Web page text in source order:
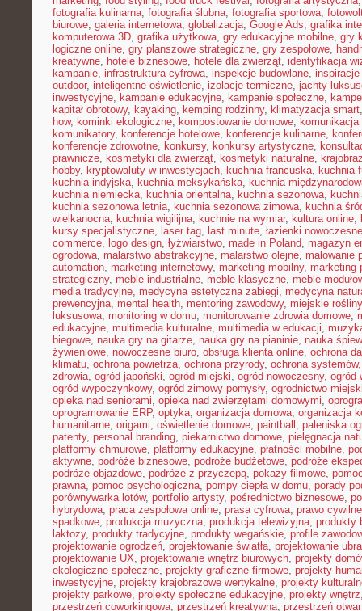
fotografia kulinarna, fotografia ślubna, fotografia sportowa,
biurowe, galeria internetowa, globalizacja, Google Ads, grafika
komputerowa 3D, grafika użytkowa, gry edukacyjne mobilne, gry
logiczne online, gry planszowe strategiczne, gry zespołowe,
kreatywne, hotele biznesowe, hotele dla zwierząt, identyfikacja
kampanie, infrastruktura cyfrowa, inspekcje budowlane,
outdoor, inteligentne oświetlenie, izolacje termiczne, jachty
inwestycyjne, kampanie edukacyjne, kampanie społeczne,
kapitał obrotowy, kayaking, kemping rodzinny, klimatyzacja smart
how, kominki ekologiczne, kompostowanie domowe, komunikacja
komunikatory, konferencje hotelowe, konferencje kulinarne,
konferencje zdrowotne, konkursy, konkursy artystyczne,
prawnicze, kosmetyki dla zwierząt, kosmetyki naturalne,
hobby, kryptowaluty w inwestycjach, kuchnia francuska, kuchnia
kuchnia indyjska, kuchnia meksykańska, kuchnia
kuchnia niemiecka, kuchnia orientalna, kuchnia sezonowa,
kuchnia sezonowa letnia, kuchnia sezonowa zimowa, kuchnia
wielkanocna, kuchnia wigilijna, kuchnie na wymiar, kultura online,
kursy specjalistyczne, laser tag, last minute, łazienki nowoczesne
commerce, logo design, łyżwiarstwo, made in Poland, magazyn
ogrodowa, malarstwo abstrakcyjne, malarstwo olejne, malowanie
automation, marketing internetowy, marketing mobilny, marketing
strategiczny, meble industrialne, meble klasyczne, meble
media tradycyjne, medycyna estetyczna zabiegi, medycyna
prewencyjna, mental health, mentoring zawodowy, miejskie rośliny
luksusowa, monitoring w domu, monitorowanie zdrowia domowe,
edukacyjne, multimedia kulturalne, multimedia w edukacji,
biegowe, nauka gry na gitarze, nauka gry na pianinie, nauka
żywieniowe, nowoczesne biuro, obsługa klienta online, ochrona
klimatu, ochrona powietrza, ochrona przyrody, ochrona systemów
zdrowia, ogród japoński, ogród miejski, ogród nowoczesny, ogród
ogród wypoczynkowy, ogród zimowy pomysły, ogrodnictwo
opieka nad seniorami, opieka nad zwierzętami domowymi,
oprogramowanie ERP, optyka, organizacja domowa, organizacja
humanitarne, origami, oświetlenie domowe, paintball , paleniska
patenty, personal branding, piekarnictwo domowe, pielęgnacja
platformy chmurowe, platformy edukacyjne, płatności mobilne,
aktywne, podróże biznesowe, podróże budżetowe, podróże
podróże objazdowe, podróże z przyczepą, pokazy filmowe,
prawna, pomoc psychologiczna, pompy ciepła w domu, porady
porównywarka lotów, portfolio artysty, pośrednictwo biznesowe,
hybrydowa, praca zespołowa online, prasa cyfrowa, prawo
spadkowe, produkcja muzyczna, produkcja telewizyjna, produkty
laktozy, produkty tradycyjne, produkty wegańskie, profile
projektowanie ogrodzeń, projektowanie światła, projektowanie
projektowanie UX, projektowanie wnętrz biurowych, projekty
ekologiczne społeczne, projekty graficzne firmowe, projekty
inwestycyjne, projekty krajobrazowe wertykalne, projekty
projekty parkowe, projekty społeczne edukacyjne, projekty wnętrz
przestrzeń coworkingowa, przestrzeń kreatywna, przestrzeń